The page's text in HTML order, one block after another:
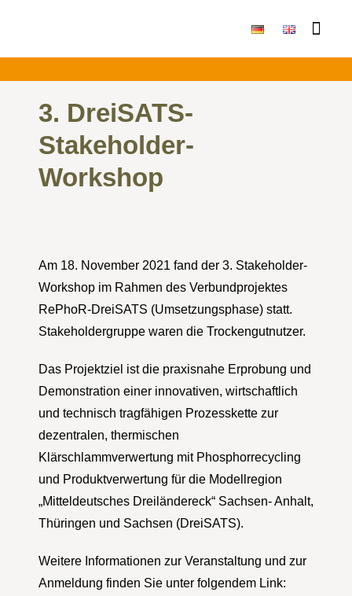
3. DreiSATS-
Stakeholder-
Workshop
Am 18. November 2021 fand der 3. Stakeholder-
Workshop im Rahmen des Verbundprojektes
RePhoR-DreiSATS (Umsetzungsphase) statt.
Stakeholdergruppe waren die Trockengutnutzer.
Das Projektziel ist die praxisnahe Erprobung und
Demonstration einer innovativen, wirtschaftlich
und technisch tragfähigen Prozesskette zur
dezentralen, thermischen
Klärschlammverwertung mit Phosphorrecycling
und Produktverwertung für die Modellregion
„Mitteldeutsches Dreiländereck“ Sachsen- Anhalt,
Thüringen und Sachsen (DreiSATS).
Weitere Informationen zur Veranstaltung und zur
Anmeldung finden Sie unter folgendem Link: